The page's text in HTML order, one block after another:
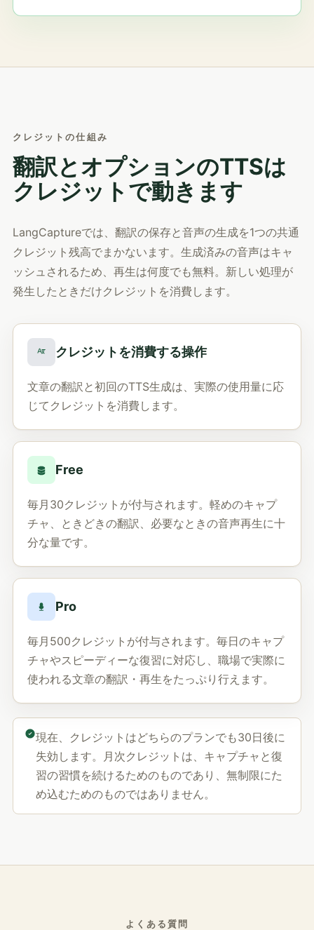
クレジットの仕組み
翻訳とオプションのTTSは
クレジットで動きます
LangCaptureでは、翻訳の保存と音声の生成を1つの共通
クレジット残高でまかないます。生成済みの音声はキャ
ッシュされるため、再生は何度でも無料。新しい処理が
発生したときだけクレジットを消費します。
クレジットを消費する操作
文章の翻訳と初回のTTS生成は、実際の使用量に応
じてクレジットを消費します。
Free
毎月30クレジットが付与されます。軽めのキャプ
チャ、ときどきの翻訳、必要なときの音声再生に十
分な量です。
Pro
毎月500クレジットが付与されます。毎日のキャプ
チャやスピーディーな復習に対応し、職場で実際に
使われる文章の翻訳・再生をたっぷり行えます。
現在、クレジットはどちらのプランでも30日後に
失効します。月次クレジットは、キャプチャと復
習の習慣を続けるためのものであり、無制限にた
め込むためのものではありません。
よくある質問